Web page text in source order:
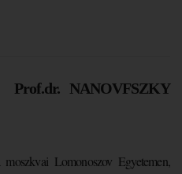
Prof.dr. NANOVFSZKY
Lomonoszov Egyetemen,